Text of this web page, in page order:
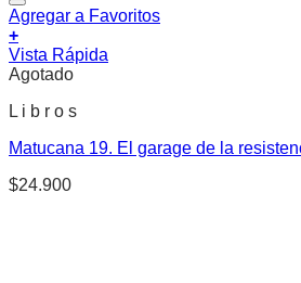
Agregar a Favoritos
+
Vista Rápida
Agotado
L i b r o s
Matucana 19. El garage de la
$24.900